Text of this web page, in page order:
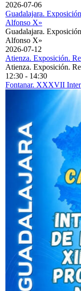
2026-07-06
Guadalajara.
Alfonso X»
Guadalajara.
Alfonso X»
2026-07-12
Atienza. Exposición.
Atienza. Exposición.
12:30 - 14:30
Fontanar. XXXVII